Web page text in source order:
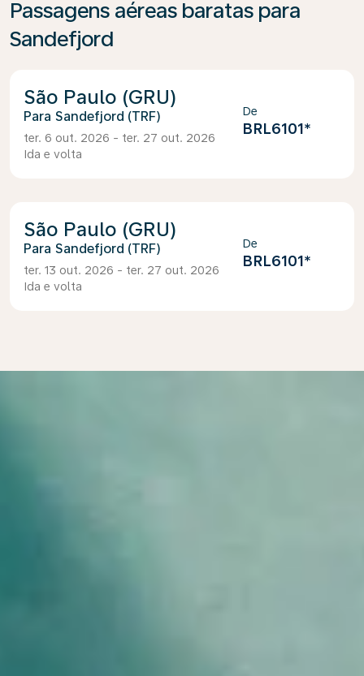
Passagens aéreas baratas para
Sandefjord
São Paulo (GRU)
Sandefjord (TRF)
ter. 6 out. 2026 - ter. 27 out. 2026
Ida e volta
De
BRL6101*
São Paulo (GRU)
Sandefjord (TRF)
ter. 13 out. 2026 - ter. 27 out. 2026
Ida e volta
De
BRL6101*